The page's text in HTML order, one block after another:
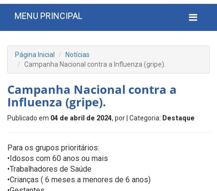
MENU PRINCIPAL
Página Inicial
Notícias
Campanha Nacional contra a Influenza (gripe).
Campanha Nacional contra a
Influenza (gripe).
Publicado em 04 de abril de 2024, por | Categoria: Destaque
Para os grupos prioritários:
•Idosos com 60 anos ou mais
•Trabalhadores de Saúde
•Crianças ( 6 meses a menores de 6 anos)